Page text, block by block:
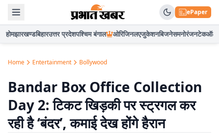
ePaper
होमझारखण्डबिहारउत्तर प्रदेशपश्चिम बंगाल ओरिजिनलएजुकेशनबिजनेसमनोरंजनटेकऑटो
Home Entertainment Bollywood
Bandar Box Office Collection
Day 2: टिकट खिड़की पर स्ट्रगल कर
रही है ‘बंदर’, कमाई देख होंगे हैरान